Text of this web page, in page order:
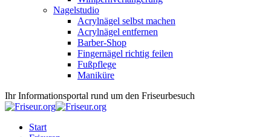
Nagelstudio
Acrylnägel selbst machen
Acrylnägel entfernen
Barber-Shop
Fingernägel richtig feilen
Fußpflege
Maniküre
Ihr Informationsportal rund um den Friseurbesuch
Start